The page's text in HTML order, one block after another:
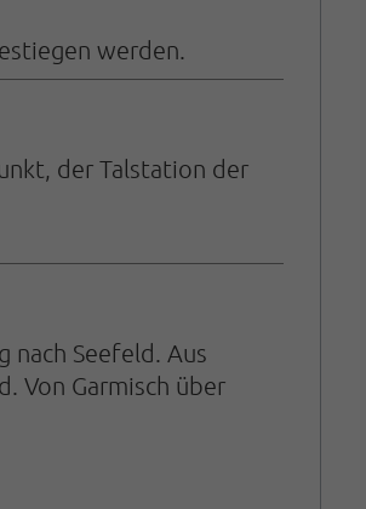
werden.
der Talstation der
nach Seefeld. Aus
Von Garmisch über